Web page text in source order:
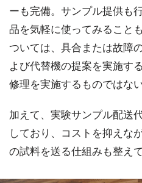
ーも完備。サンプル提供も
品を気軽に使ってみること
ついては、具合または故障
よび代替機の提案を実施す
修理を実施するものではな
加えて、実験サンプル配送
しており、コストを抑えな
の試料を送る仕組みも整え